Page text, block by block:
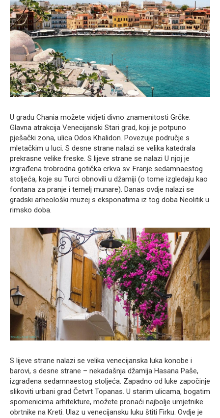
U gradu Chania možete vidjeti divno znamenitosti Grčke.
Glavna atrakcija Venecijanski Stari grad, koji je potpuno
pješački zona, ulica Odos Khalidon. Povezuje područje s
mletačkim u luci. S desne strane nalazi se velika katedrala
prekrasne velike freske. S lijeve strane se nalazi U njoj je
izgrađena trobrodna gotička crkva sv. Franje sedamnaestog
stoljeća, koje su Turci obnovili u džamiji (o tome izgledaju kao
fontana za pranje i temelj munare). Danas ovdje nalazi se
gradski arheološki muzej s eksponatima iz tog doba Neolitik u
rimsko doba.
S lijeve strane nalazi se velika venecijanska luka konobe i
barovi, s desne strane – nekadašnja džamija Hasana Paše,
izgrađena sedamnaestog stoljeća. Zapadno od luke započinje
slikoviti urbani grad Četvrt Topanas. U starim ulicama, bogatim
spomenicima arhitekture, možete pronaći najbolje umjetnike
obrtnike na Kreti. Ulaz u venecijansku luku štiti Firku. Ovdje je